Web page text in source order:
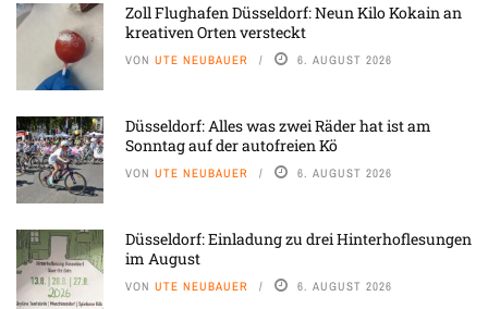
Zoll Flughafen Düsseldorf: Neun Kilo Kokain an
kreativen Orten versteckt
VON UTE NEUBAUER 6. AUGUST 2026
Düsseldorf: Alles was zwei Räder hat ist am
Sonntag auf der autofreien Kö
VON UTE NEUBAUER 6. AUGUST 2026
Düsseldorf: Einladung zu drei Hinterhoflesungen
im August
VON UTE NEUBAUER 6. AUGUST 2026